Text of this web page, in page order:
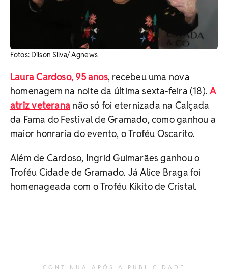
Fotos: Dilson Silva/ Agnews
Laura Cardoso, 95 anos, recebeu uma nova
homenagem na noite da última sexta-feira (18).A
atriz veterana não só foi eternizada na Calçada
da Fama do Festival de Gramado, como ganhou a
maior honraria do evento, o Troféu Oscarito.
Além de Cardoso, Ingrid Guimarães ganhou o
Troféu Cidade de Gramado. Já Alice Braga foi
homenageada com o Troféu Kikito de Cristal.
CONTINUA APÓS A PUBLICIDADE